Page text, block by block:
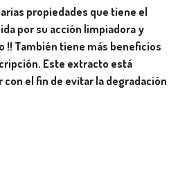
propiedades que tiene el
por su acción limpiadora y
!! También tiene más beneficios
Este extracto está
con el fin de evitar la degradación